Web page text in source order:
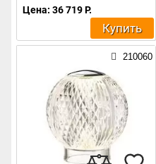
Цена: 36 719 Р.
Купить
210060